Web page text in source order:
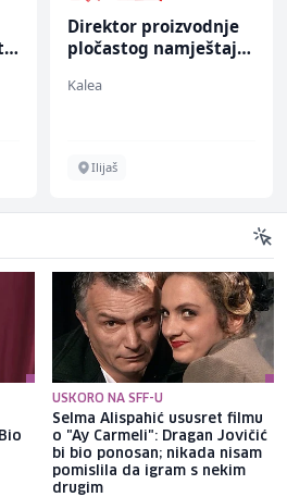
Direktor proizvodnje
pločastog namještaja
Kalea
Ilijaš
USKORO NA SFF-U
Selma Alispahić ususret filmu
o "Ay Carmeli": Dragan Jovičić
bi bio ponosan; nikada nisam
pomislila da igram s nekim
drugim